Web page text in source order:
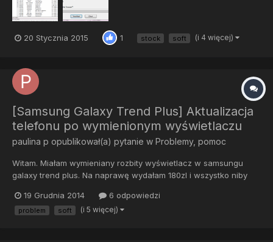
Fram...
20 Stycznia 2015 1 stock soft (i 4 więcej)
[Samsung Galaxy Trend Plus] Aktualizacja
telefonu po wymienionym wyświetlaczu
paulina p opublikował(a) pytanie w Problemy, pomoc
Witam. Miałam wymieniany rozbity wyświetlacz w samsungu
galaxy trend plus. Na naprawę wydałam 180zl i wszystko niby
zaczyna migać.. Czytałam coś, że trzeba zaktualizowac softa itp.
Czy może ktoś wie co trzeba dokładnie zrobić ? ps. spraw...
19 Grudnia 2014 6 odpowiedzi
problem soft (i 5 więcej)